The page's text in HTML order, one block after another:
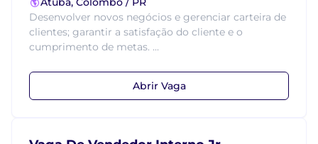
Desenvolver novos negócios e gerenciar carteira de
clientes; garantir a satisfação do cliente e o
cumprimento de metas. ...
Abrir Vaga